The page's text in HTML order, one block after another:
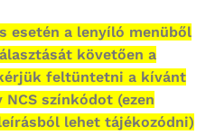
esetén a lenyíló menüből
követően a
feltüntetni a kívánt
NCS színkódot (ezen
lehet tájékozódni)